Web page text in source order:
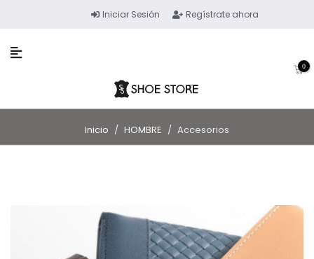
Iniciar Sesión Regístrate ahora
0
Inicio / HOMBRE / Accesorios